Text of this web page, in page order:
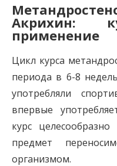
Акрихин:
применение
Цикл курса
периода в 6-8
употребляли
впервые
курс
предмет
организмом.